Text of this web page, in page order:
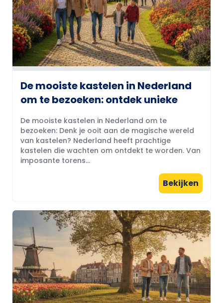
De mooiste kastelen in Nederland
om te bezoeken: ontdek unieke
De mooiste kastelen in Nederland om te
bezoeken: Denk je ooit aan de magische wereld
van kastelen? Nederland heeft prachtige
kastelen die wachten om ontdekt te worden. Van
imposante torens...
Bekijken